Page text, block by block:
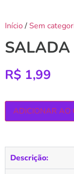
Início/ Sem
SALADA
R$ 1,99
ADICIONAR AO
Descrição: